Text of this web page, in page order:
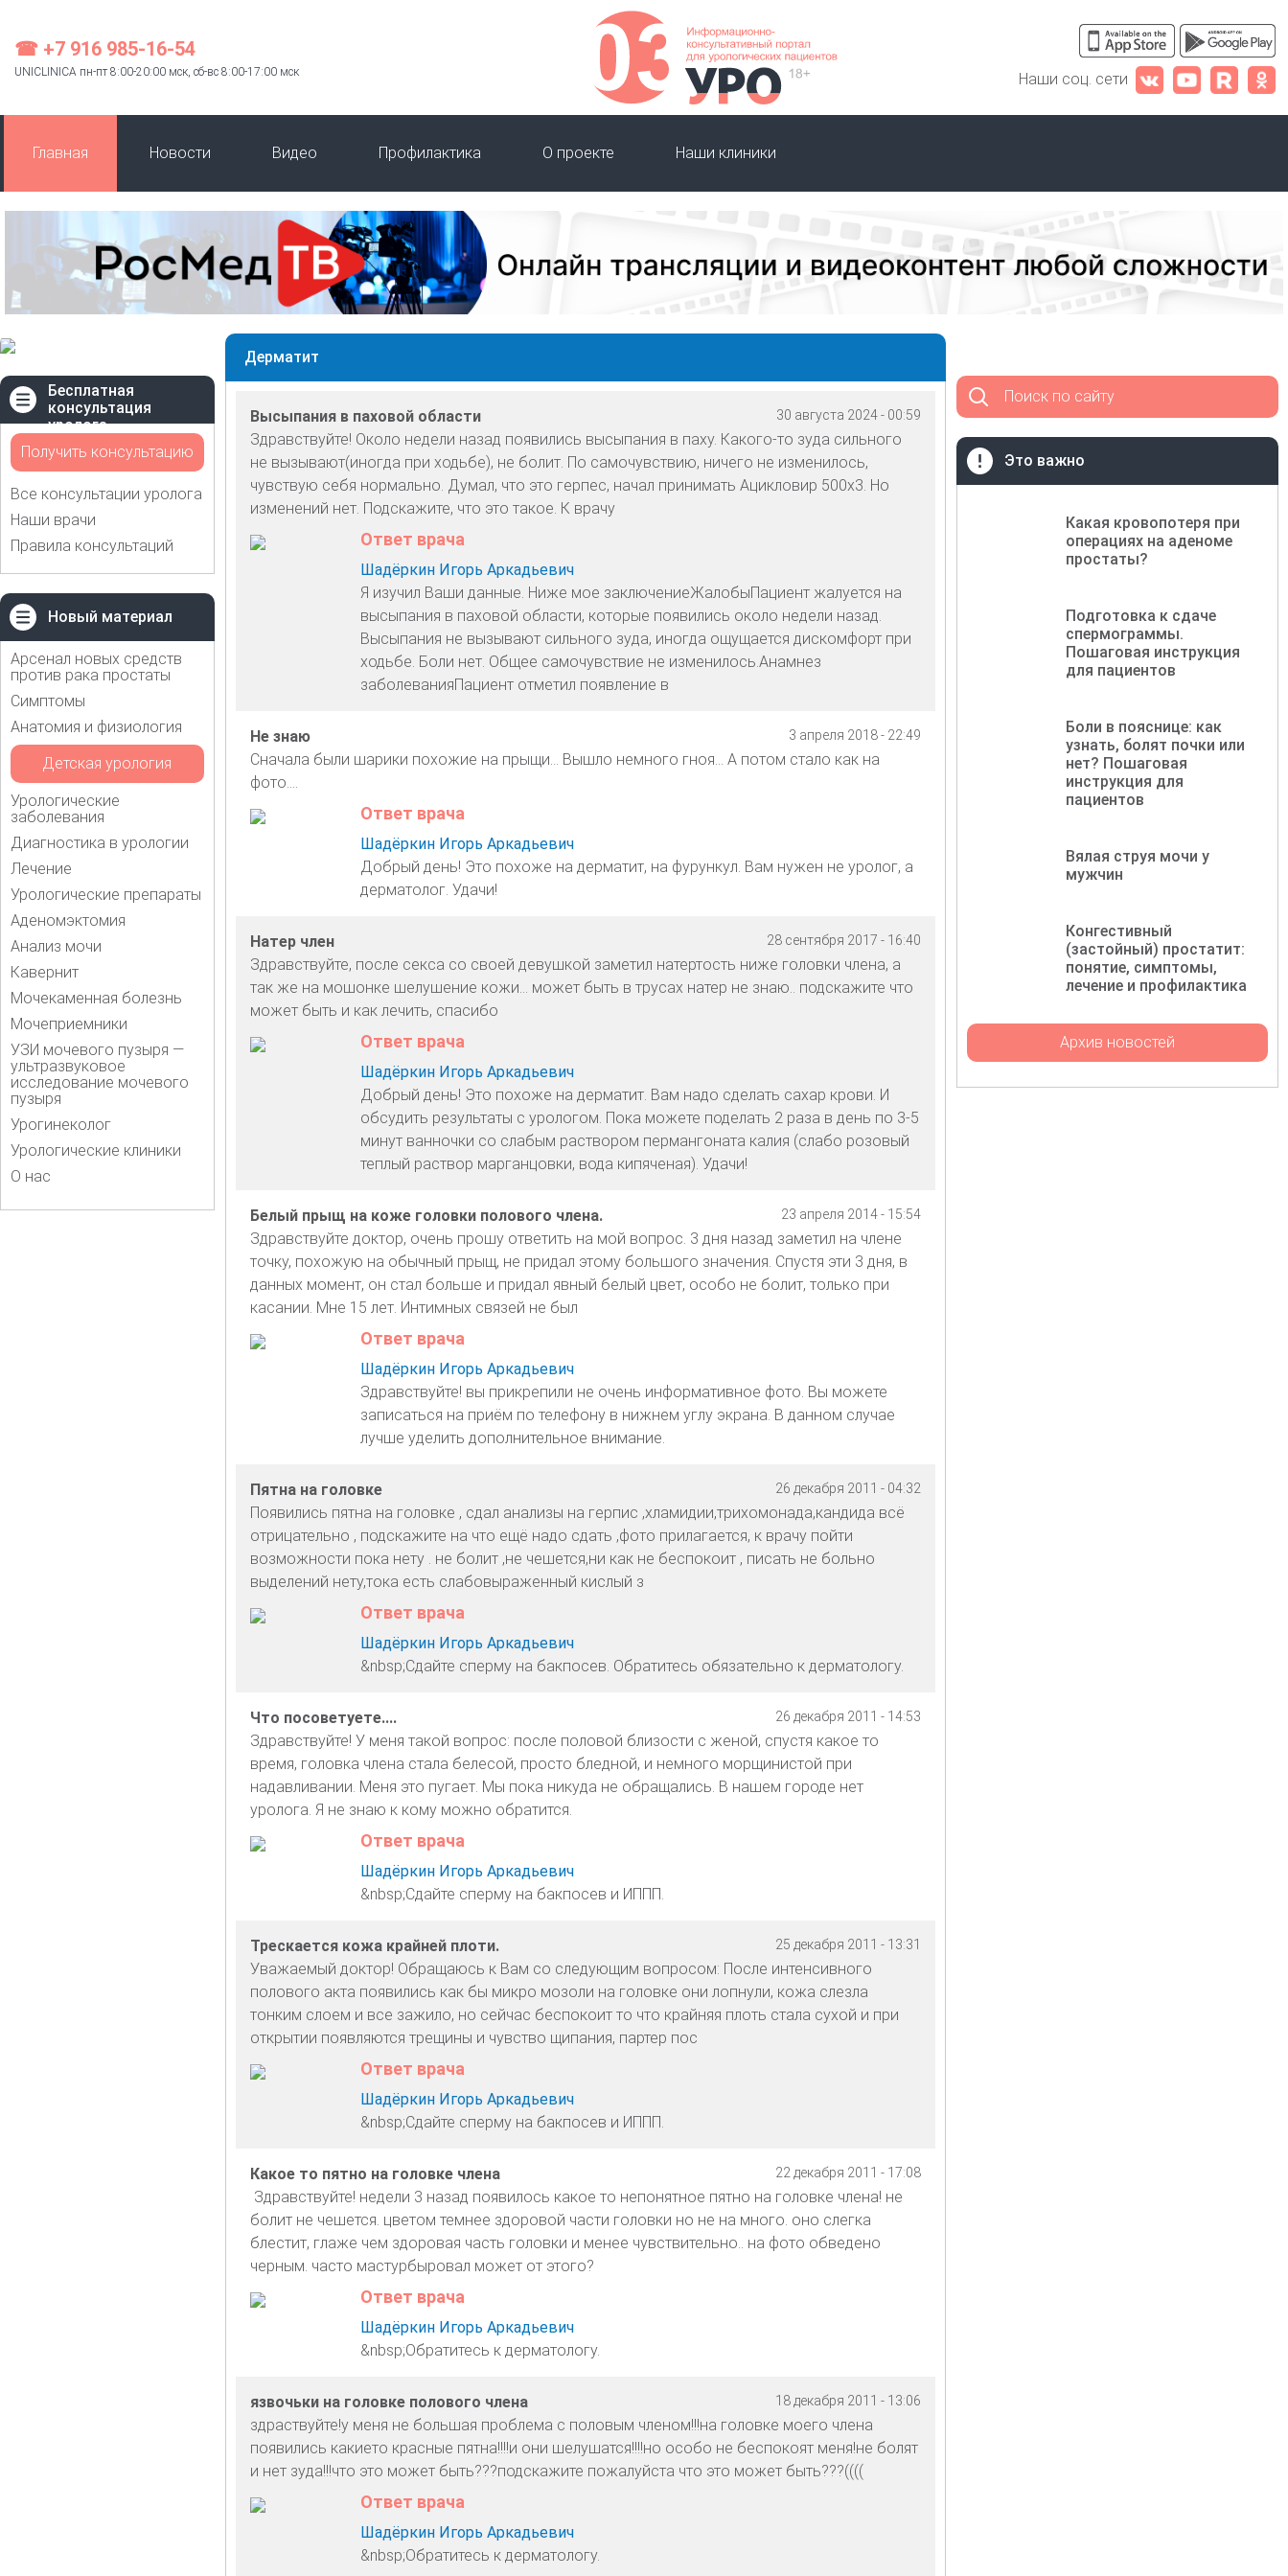
☎ +7 916 985-16-54
UNICLINICA пн-пт 8:00-20:00 мск, сб-вс 8:00-17:00 мск Наши соц. сети
Главная Новости Видео Профилактика О проекте Наши клиники
Бесплатная
консультация
уролога
Получить консультацию
Все консультации уролога
Наши врачи
Правила консультаций
Новый материал
Арсенал новых средств
против рака простаты
Симптомы
Анатомия и физиология
Детская урология
Урологические
заболевания
Диагностика в урологии
Лечение
Урологические препараты
Аденомэктомия
Анализ мочи
Кавернит
Мочекаменная болезнь
Мочеприемники
УЗИ мочевого пузыря —
ультразвуковое
исследование мочевого
пузыря
Урогинеколог
Урологические клиники
О нас
Дерматит
30 августа 2024 - 00:59
Высыпания в паховой области
Здравствуйте! Около недели назад появились высыпания в паху. Какого-то зуда сильного
не вызывают(иногда при ходьбе), не болит. По самочувствию, ничего не изменилось,
чувствую себя нормально. Думал, что это герпес, начал принимать Ацикловир 500х3. Но
изменений нет. Подскажите, что это такое. К врачу
Ответ врача
Шадёркин Игорь Аркадьевич
Я изучил Ваши данные. Ниже мое заключениеЖалобыПациент жалуется на
высыпания в паховой области, которые появились около недели назад.
Высыпания не вызывают сильного зуда, иногда ощущается дискомфорт при
ходьбе. Боли нет. Общее самочувствие не изменилось.Анамнез
заболеванияПациент отметил появление в
3 апреля 2018 - 22:49
Не знаю
Сначала были шарики похожие на прыщи... Вышло немного гноя... А потом стало как на
фото....
Ответ врача
Шадёркин Игорь Аркадьевич
Добрый день! Это похоже на дерматит, на фурункул. Вам нужен не уролог, а
дерматолог. Удачи!
28 сентября 2017 - 16:40
Натер член
Здравствуйте, после секса со своей девушкой заметил натертость ниже головки члена, а
так же на мошонке шелушение кожи... может быть в трусах натер не знаю.. подскажите что
может быть и как лечить, спасибо
Ответ врача
Шадёркин Игорь Аркадьевич
Добрый день! Это похоже на дерматит. Вам надо сделать сахар крови. И
обсудить результаты с урологом. Пока можете поделать 2 раза в день по 3-5
минут ванночки со слабым раствором пермангоната калия (слабо розовый
теплый раствор марганцовки, вода кипяченая). Удачи!
23 апреля 2014 - 15:54
Белый прыщ на коже головки полового члена.
Здравствуйте доктор, очень прошу ответить на мой вопрос. 3 дня назад заметил на члене
точку, похожую на обычный прыщ, не придал этому большого значения. Спустя эти 3 дня, в
данных момент, он стал больше и придал явный белый цвет, особо не болит, только при
касании. Мне 15 лет. Интимных связей не был
Ответ врача
Шадёркин Игорь Аркадьевич
Здравствуйте! вы прикрепили не очень информативное фото. Вы можете
записаться на приём по телефону в нижнем углу экрана. В данном случае
лучше уделить дополнительное внимание.
26 декабря 2011 - 04:32
Пятна на головке
Появились пятна на головке , сдал анализы на герпис ,хламидии,трихомонада,кандида всё
отрицательно , подскажите на что ещё надо сдать ,фото прилагается, к врачу пойти
возможности пока нету . не болит ,не чешется,ни как не беспокоит , писать не больно
выделений нету,тока есть слабовыраженный кислый з
Ответ врача
Шадёркин Игорь Аркадьевич
&nbsp;Сдайте сперму на бакпосев. Обратитесь обязательно к дерматологу.
26 декабря 2011 - 14:53
Что посоветуете....
Здравствуйте! У меня такой вопрос: после половой близости с женой, спустя какое то
время, головка члена стала белесой, просто бледной, и немного морщинистой при
надавливании. Меня это пугает. Мы пока никуда не обращались. В нашем городе нет
уролога. Я не знаю к кому можно обратится.
Ответ врача
Шадёркин Игорь Аркадьевич
&nbsp;Сдайте сперму на бакпосев и ИППП.
25 декабря 2011 - 13:31
Трескается кожа крайней плоти.
Уважаемый доктор! Обращаюсь к Вам со следующим вопросом: После интенсивного
полового акта появились как бы микро мозоли на головке они лопнули, кожа слезла
тонким слоем и все зажило, но сейчас беспокоит то что крайняя плоть стала сухой и при
открытии появляются трещины и чувство щипания, партер пос
Ответ врача
Шадёркин Игорь Аркадьевич
&nbsp;Сдайте сперму на бакпосев и ИППП.
22 декабря 2011 - 17:08
Какое то пятно на головке члена
Здравствуйте! недели 3 назад появилось какое то непонятное пятно на головке члена! не
болит не чешется. цветом темнее здоровой части головки но не на много. оно слегка
блестит, глаже чем здоровая часть головки и менее чувствительно.. на фото обведено
черным. часто мастурбыровал может от этого?
Ответ врача
Шадёркин Игорь Аркадьевич
&nbsp;Обратитесь к дерматологу.
18 декабря 2011 - 13:06
язвочьки на головке полового члена
здраствуйте!у меня не большая проблема с половым членом!!!на головке моего члена
появились какието красные пятна!!!!и они шелушатся!!!!но особо не беспокоят меня!не болят
и нет зуда!!!что это может быть???подскажите пожалуйста что это может быть???((((
Ответ врача
Шадёркин Игорь Аркадьевич
&nbsp;Обратитесь к дерматологу.
Поиск по сайту
Это важно
Какая кровопотеря при
операциях на аденоме
простаты?
Подготовка к сдаче
спермограммы.
Пошаговая инструкция
для пациентов
Боли в пояснице: как
узнать, болят почки или
нет? Пошаговая
инструкция для
пациентов
Вялая струя мочи у
мужчин
Конгестивный
(застойный) простатит:
понятие, симптомы,
лечение и профилактика
Архив новостей